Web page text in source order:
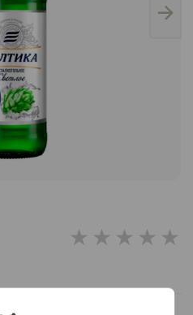
★
★
★
★
★